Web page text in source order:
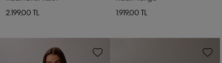
2.199,00 TL
1.919,00 TL